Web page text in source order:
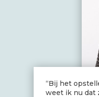
“Bij het
weet ik nu dat